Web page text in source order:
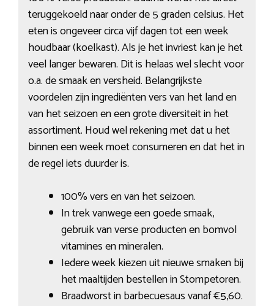
teruggekoeld naar onder de 5 graden celsius. Het
eten is ongeveer circa vijf dagen tot een week
houdbaar (koelkast). Als je het invriest kan je het
veel langer bewaren. Dit is helaas wel slecht voor
o.a. de smaak en versheid. Belangrijkste
voordelen zijn ingrediënten vers van het land en
van het seizoen en een grote diversiteit in het
assortiment. Houd wel rekening met dat u het
binnen een week moet consumeren en dat het in
de regel iets duurder is.
100% vers en van het seizoen.
In trek vanwege een goede smaak,
gebruik van verse producten en bomvol
vitamines en mineralen.
Iedere week kiezen uit nieuwe smaken bij
het maaltijden bestellen in Stompetoren.
Braadworst in barbecuesaus vanaf €5,60.